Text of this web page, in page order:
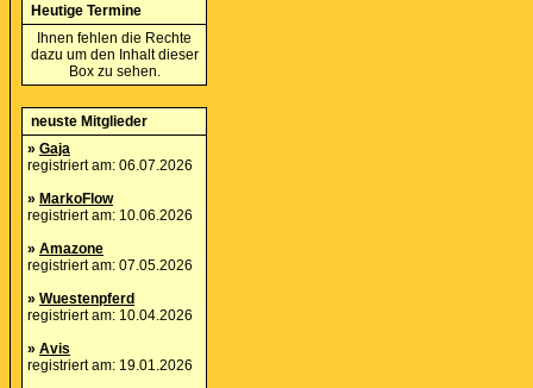
Heutige Termine
Ihnen fehlen die Rechte
dazu um den Inhalt dieser
Box zu sehen.
neuste Mitglieder
» Gaja
registriert am: 06.07.2026
» MarkoFlow
registriert am: 10.06.2026
» Amazone
registriert am: 07.05.2026
» Wuestenpferd
registriert am: 10.04.2026
» Avis
registriert am: 19.01.2026